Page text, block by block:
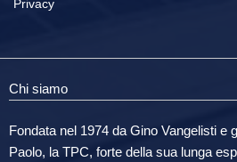
Privacy
Chi siamo
Fondata nel 1974 da Gino Vangelisti e
Paolo, la TPC, forte della sua lunga